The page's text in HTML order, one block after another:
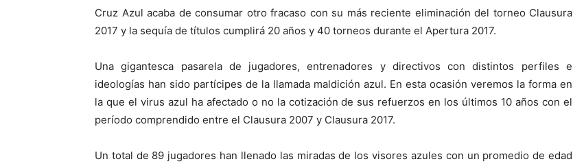
Cruz Azul acaba de consumar otro fracaso con su más reciente eliminación del torneo Clausura
2017 y la sequía de títulos cumplirá 20 años y 40 torneos durante el Apertura 2017.
Una gigantesca pasarela de jugadores, entrenadores y directivos con distintos perfiles e
ideologías han sido partícipes de la llamada maldición azul. En esta ocasión veremos la forma en
la que el virus azul ha afectado o no la cotización de sus refuerzos en los últimos 10 años con el
período comprendido entre el Clausura 2007 y Clausura 2017.
Un total de 89 jugadores han llenado las miradas de los visores azules con un promedio de edad